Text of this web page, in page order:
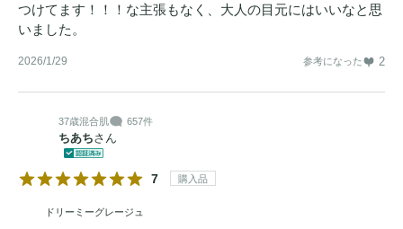
つけてます！！！な主張もなく、大人の目元にはいいなと思
いました。
2026/1/29 参考になった 2
37歳混合肌 657件
ちあちさん
7 購入品
ドリーミーグレージュ